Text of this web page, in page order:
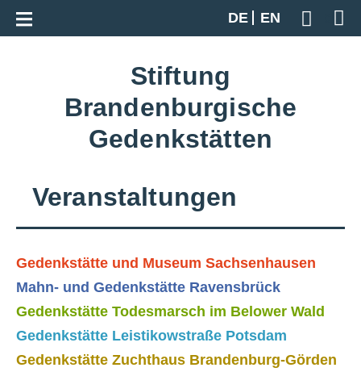
DE
EN
Geben
Zur Gesamtübersicht
Stiftung
Brandenburgische
Gedenkstätten
Veranstaltungen
Gedenkstätte und Museum Sachsenhausen
Mahn- und Gedenkstätte Ravensbrück
Gedenkstätte Todesmarsch im Belower Wald
Gedenkstätte Leistikowstraße Potsdam
Gedenkstätte Zuchthaus Brandenburg-Görden